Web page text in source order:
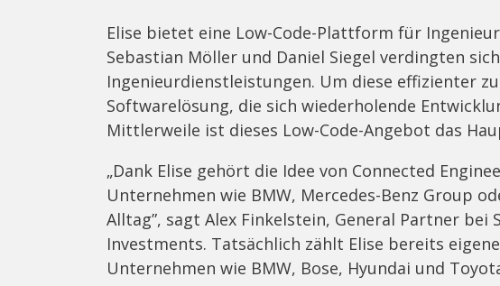
Elise bietet eine Low-Code-Plattform für
Sebastian Möller und Daniel Siegel verdingten
Ingenieurdienstleistungen. Um diese effizienter
Softwarelösung, die sich wiederholende
Mittlerweile ist dieses Low-Code-Angebot das
„Dank Elise gehört die Idee von Connected
Unternehmen wie BMW, Mercedes-Benz Group
Alltag”, sagt Alex Finkelstein, General Partner bei
Investments. Tatsächlich zählt Elise bereits
Unternehmen wie BMW, Bose, Hyundai und